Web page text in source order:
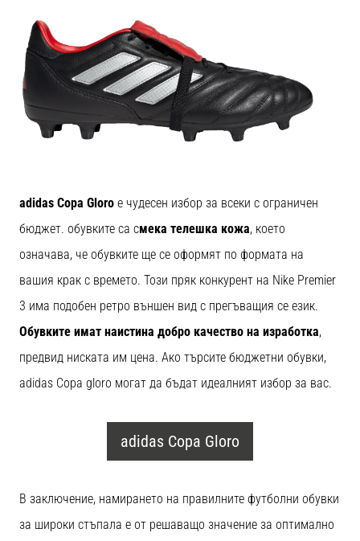
adidas Copa Gloro е чудесен избор за всеки с ограничен
бюджет. обувките са смека телешка кожа, което
означава, че обувките ще се оформят по формата на
вашия крак с времето. Този пряк конкурент на Nike Premier
3 има подобен ретро външен вид с прегъващия се език.
Обувките имат наистина добро качество на изработка,
предвид ниската им цена. Ако търсите бюджетни обувки,
adidas Copa gloro могат да бъдат идеалният избор за вас.
adidas Copa Gloro
В заключение, намирането на правилните футболни обувки
за широки стъпала е от решаващо значение за оптимално